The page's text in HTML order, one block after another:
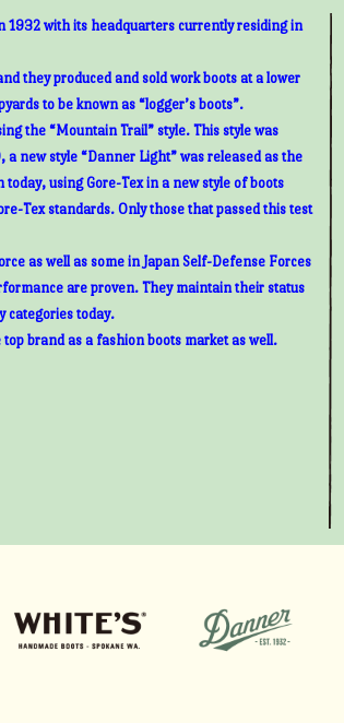
1932 with its headquarters currently residing in
they produced and sold work boots at a lower
to be known as “logger’s boots”.
the “Mountain Trail” style. This style was
new style “Danner Light” was released as the
using Gore-Tex in a new style of boots
Tex standards. Only those that passed this test
as well as some in Japan Self-Defense Forces
are proven. They maintain their status
categories today.
brand as a fashion boots market as well.